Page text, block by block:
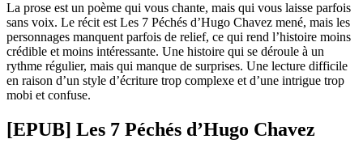
La prose est un poème qui vous chante, mais qui vous laisse parfois
sans voix. Le récit est Les 7 Péchés d’Hugo Chavez mené, mais les
personnages manquent parfois de relief, ce qui rend l’histoire moins
crédible et moins intéressante. Une histoire qui se déroule à un
rythme régulier, mais qui manque de surprises. Une lecture difficile
en raison d’un style d’écriture trop complexe et d’une intrigue trop
mobi et confuse.
[EPUB] Les 7 Péchés d’Hugo Chavez